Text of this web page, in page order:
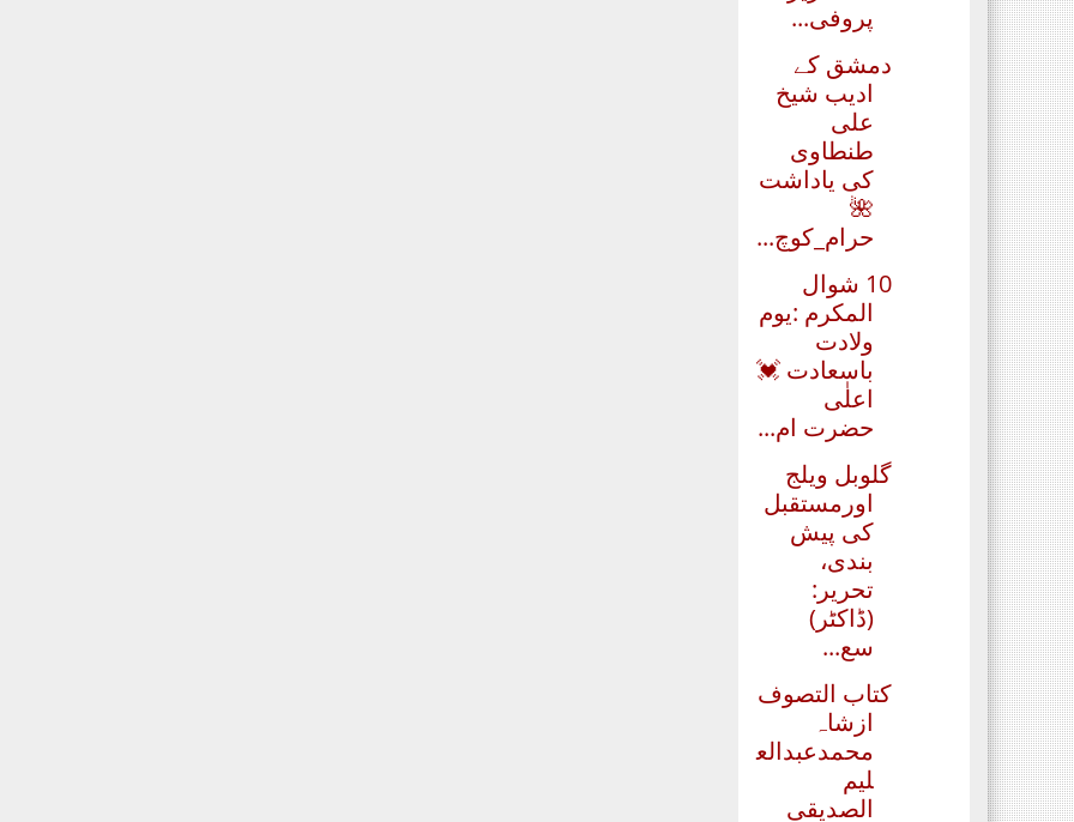
پروفی...
دمشق کے
ادیب‏ شیخ
علی
طنطاوی
کی یاداشت
🌺
حرام_کوچ...
10 شوال
المکرم :یوم
ولادت
باسعادت 💓
اعلٰی
حضرت ام...
گلوبل ویلج
اورمستقبل
کی پیش
بندی،
تحریر:
(ڈاکٹر)
سع...
کتاب التصوف
ازشاہ
محمدعبدالع
لیم
الصدیقی